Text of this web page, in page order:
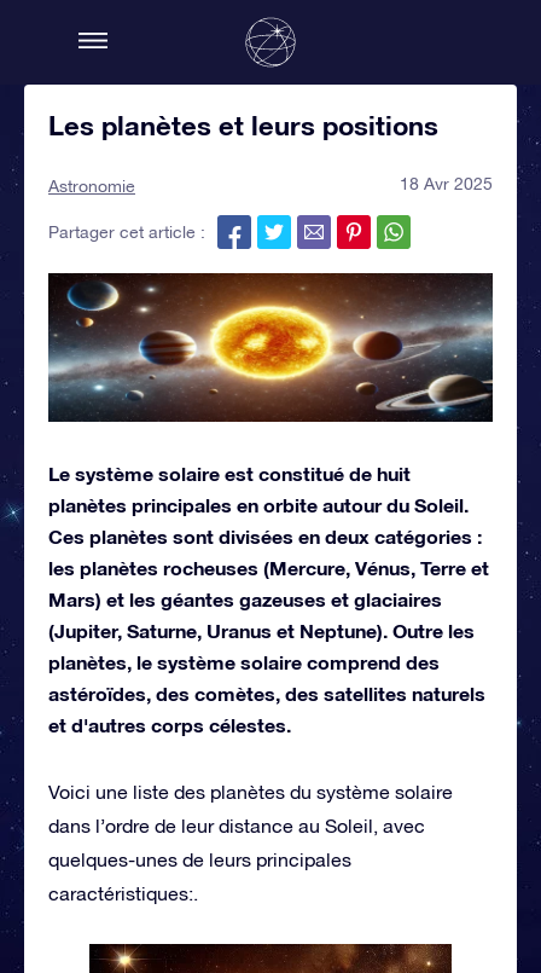
Les planètes et leurs positions
Astronomie 18 Avr 2025
Partager cet article :
Le système solaire est constitué de huit
planètes principales en orbite autour du Soleil.
Ces planètes sont divisées en deux catégories :
les planètes rocheuses (Mercure, Vénus, Terre et
Mars) et les géantes gazeuses et glaciaires
(Jupiter, Saturne, Uranus et Neptune). Outre les
planètes, le système solaire comprend des
astéroïdes, des comètes, des satellites naturels
et d'autres corps célestes.
Voici une liste des planètes du système solaire
dans l’ordre de leur distance au Soleil, avec
quelques-unes de leurs principales
caractéristiques:.